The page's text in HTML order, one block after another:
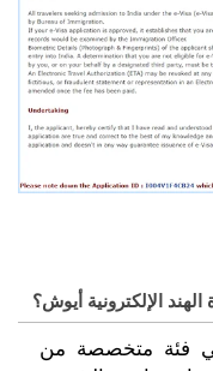
الإلكترونية أيوش؟
هي فئة متخصصة من